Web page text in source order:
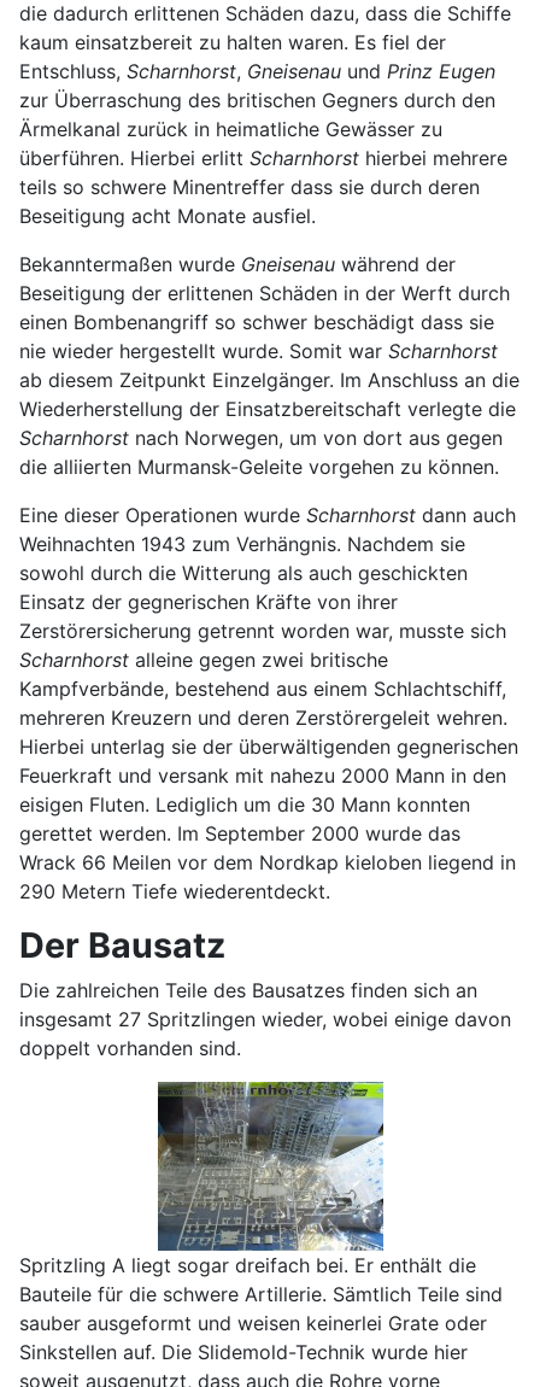
die dadurch erlittenen Schäden dazu, dass die Schiffe
kaum einsatzbereit zu halten waren. Es fiel der
Entschluss, Scharnhorst, Gneisenau und Prinz Eugen
zur Überraschung des britischen Gegners durch den
Ärmelkanal zurück in heimatliche Gewässer zu
überführen. Hierbei erlitt Scharnhorst hierbei mehrere
teils so schwere Minentreffer dass sie durch deren
Beseitigung acht Monate ausfiel.
Bekanntermaßen wurde Gneisenau während der
Beseitigung der erlittenen Schäden in der Werft durch
einen Bombenangriff so schwer beschädigt dass sie
nie wieder hergestellt wurde. Somit war Scharnhorst
ab diesem Zeitpunkt Einzelgänger. Im Anschluss an die
Wiederherstellung der Einsatzbereitschaft verlegte die
Scharnhorst nach Norwegen, um von dort aus gegen
die alliierten Murmansk-Geleite vorgehen zu können.
Eine dieser Operationen wurde Scharnhorst dann auch
Weihnachten 1943 zum Verhängnis. Nachdem sie
sowohl durch die Witterung als auch geschickten
Einsatz der gegnerischen Kräfte von ihrer
Zerstörersicherung getrennt worden war, musste sich
Scharnhorst alleine gegen zwei britische
Kampfverbände, bestehend aus einem Schlachtschiff,
mehreren Kreuzern und deren Zerstörergeleit wehren.
Hierbei unterlag sie der überwältigenden gegnerischen
Feuerkraft und versank mit nahezu 2000 Mann in den
eisigen Fluten. Lediglich um die 30 Mann konnten
gerettet werden. Im September 2000 wurde das
Wrack 66 Meilen vor dem Nordkap kieloben liegend in
290 Metern Tiefe wiederentdeckt.
Der Bausatz
Die zahlreichen Teile des Bausatzes finden sich an
insgesamt 27 Spritzlingen wieder, wobei einige davon
doppelt vorhanden sind.
Spritzling A liegt sogar dreifach bei. Er enthält die
Bauteile für die schwere Artillerie. Sämtlich Teile sind
sauber ausgeformt und weisen keinerlei Grate oder
Sinkstellen auf. Die Slidemold-Technik wurde hier
soweit ausgenutzt, dass auch die Rohre vorne